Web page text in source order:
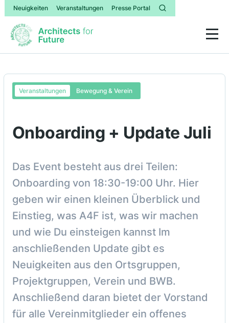
Neuigkeiten Veranstaltungen Presse Portal
Veranstaltungen Bewegung & Verein
Onboarding + Update Juli
Das Event besteht aus drei Teilen:
Onboarding von 18:30-19:00 Uhr. Hier
geben wir einen kleinen Überblick und
Einstieg, was A4F ist, was wir machen
und wie Du einsteigen kannst Im
anschließenden Update gibt es
Neuigkeiten aus den Ortsgruppen,
Projektgruppen, Verein und BWB.
Anschließend daran bietet der Vorstand
für alle Vereinmitglieder ein offenes